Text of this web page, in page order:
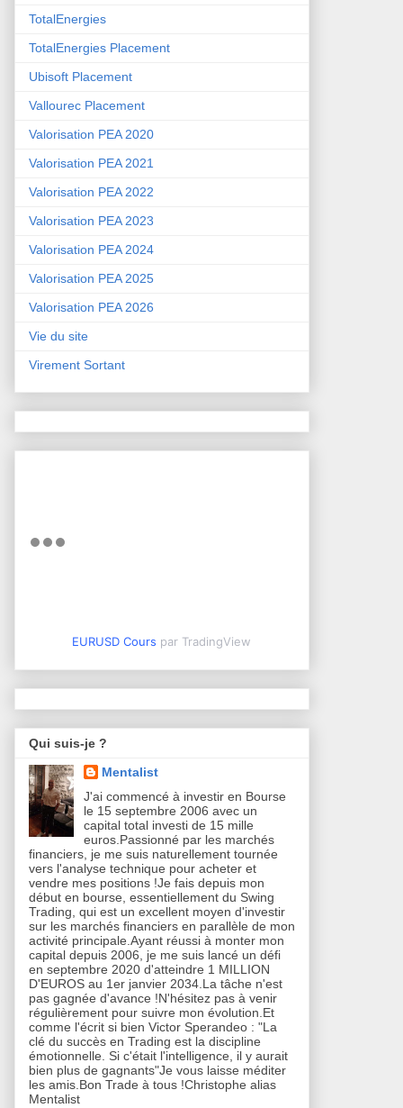
TotalEnergies
TotalEnergies Placement
Ubisoft Placement
Vallourec Placement
Valorisation PEA 2020
Valorisation PEA 2021
Valorisation PEA 2022
Valorisation PEA 2023
Valorisation PEA 2024
Valorisation PEA 2025
Valorisation PEA 2026
Vie du site
Virement Sortant
EURUSD Cours par TradingView
Qui suis-je ?
Mentalist
J'ai commencé à investir en Bourse
le 15 septembre 2006 avec un
capital total investi de 15 mille
euros.Passionné par les marchés
financiers, je me suis naturellement tournée
vers l'analyse technique pour acheter et
vendre mes positions !Je fais depuis mon
début en bourse, essentiellement du Swing
Trading, qui est un excellent moyen d'investir
sur les marchés financiers en parallèle de mon
activité principale.Ayant réussi à monter mon
capital depuis 2006, je me suis lancé un défi
en septembre 2020 d'atteindre 1 MILLION
D'EUROS au 1er janvier 2034.La tâche n'est
pas gagnée d'avance !N'hésitez pas à venir
régulièrement pour suivre mon évolution.Et
comme l'écrit si bien Victor Sperandeo : "La
clé du succès en Trading est la discipline
émotionnelle. Si c'était l'intelligence, il y aurait
bien plus de gagnants"Je vous laisse méditer
les amis.Bon Trade à tous !Christophe alias
Mentalist